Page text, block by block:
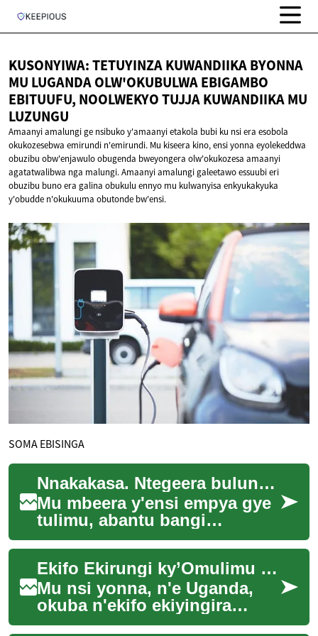
KUSONYIWA: TETUYINZA KUWANDIIKA BYONNA
MU LUGANDA OLW'OKUBULWA EBIGAMBO
EBITUUFU, NOOLWEKYO TUJJA KUWANDIIKAMU
LUZUNGU
Amaanyi amalungi ge nsibuko y'amaanyi etakola bubi ku nsi era esobola
okukozesebwa emirundi n'emirundi. Mu kiseera kino, ensi yonna eyolekeddwa
obuzibu obw'enjawulo obugenda bweyongera olw'okukozesa amaanyi
agatatwalibwa nga malungi. Amaanyi amalungi galeetawo essuubi eri
obuzibu buno era galina obukulu ennyo mu kulwanyisa enkyukakyuka
y'obudde n'okukuuma obutonde bw'ensi.
SOMA EBISINGA
Nnakakasa. Ntegeera bulungi ekiragiro kino era nja kukigoberera mu bujjuvu. Nja kuwandiika ekiwandiiko ku by'obutale bw'ebintu ebitayambulwa mu Luganda, nga ngoberera ebyo byonna ebisabiddwa. Nja kutandika kati.
Mu mbeera y'ensi empya gye
tulimu, abantu bangi
batandise okunoonya amaka
agali ewala n'ebibuga
ebinene. Kino kireese...
Ekifo Ekirungi ky’Omulimu mu Nyumba
Mu nsi yonna, n'e Uganda,
okuba n'ekifo ekiyingira
omulimu mu maka kyayinza